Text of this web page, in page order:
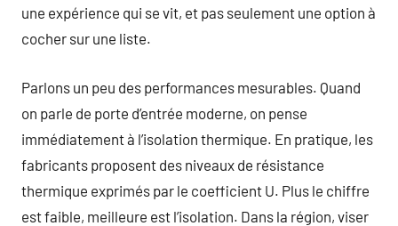
une expérience qui se vit, et pas seulement une option à
cocher sur une liste.
Parlons un peu des performances mesurables. Quand
on parle de porte d’entrée moderne, on pense
immédiatement à l’isolation thermique. En pratique, les
fabricants proposent des niveaux de résistance
thermique exprimés par le coefficient U. Plus le chiffre
est faible, meilleure est l’isolation. Dans la région, viser